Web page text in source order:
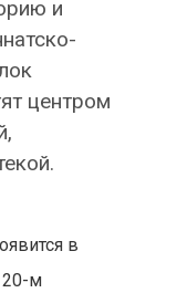
и
центром
в
20-м